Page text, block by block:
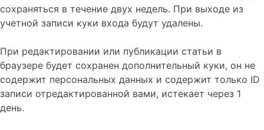
сохраняться в течение двух недель. При выходе из
учетной записи куки входа будут удалены.
При редактировании или публикации статьи в
браузере будет сохранен дополнительный куки, он не
содержит персональных данных и содержит только ID
записи отредактированной вами, истекает через 1
день.